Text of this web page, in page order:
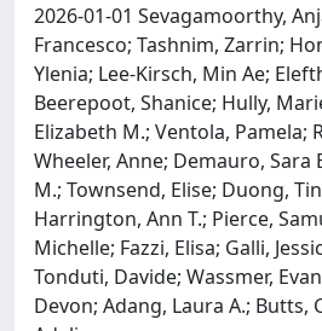
2026-01-01 Sevagamoorthy,
Francesco; Tashnim, Zarrin;
Ylenia; Lee-Kirsch, Min Ae;
Beerepoot, Shanice; Hully,
Elizabeth M.; Ventola, Pamela;
Wheeler, Anne; Demauro, Sara
M.; Townsend, Elise; Duong,
Harrington, Ann T.; Pierce,
Michelle; Fazzi, Elisa; Galli,
Tonduti, Davide; Wassmer,
Devon; Adang, Laura A.; Butts,